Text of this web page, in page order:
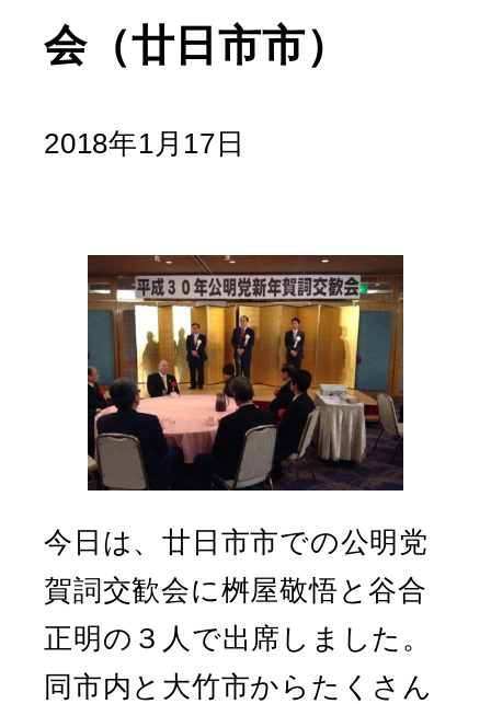
会（廿日市市）
2018年1月17日
今日は、廿日市市での公明党
賀詞交歓会に桝屋敬悟と谷合
正明の３人で出席しました。
同市内と大竹市からたくさん